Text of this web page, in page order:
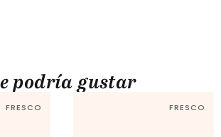
podría gustar
FRESCO FRESCO